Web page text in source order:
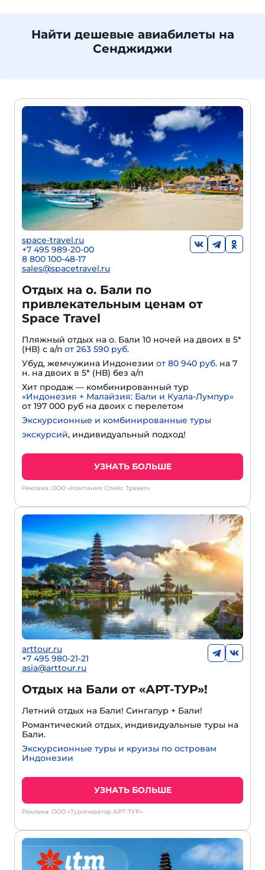
Найти дешевые авиабилеты на
Сенджиджи
space-travel.ru
+7 495 989-20-00
8 800 100-48-17
sales@spacetravel.ru
Отдых на о. Бали по
привлекательным ценам от
Space Travel
Пляжный отдых на о. Бали 10 ночей на двоих в 5*
(HВ) с а/п от 263 590 руб.
Убуд, жемчужина Индонезии от 80 940 руб. на 7
н. на двоих в 5* (HВ) без а/п
Хит продаж — комбинированный тур
«Индонезия + Малайзия: Бали и Куала-Лумпур»
от 197 000 руб на двоих с перелетом
Экскурсионные и комбинированные туры
экскурсий, индивидуальный подход!
УЗНАТЬ БОЛЬШЕ
Реклама: ООО «Компания Спейс Тревел»
arttour.ru
+7 495 980-21-21
asia@arttour.ru
Отдых на Бали от «АРТ-ТУР»!
Летний отдых на Бали! Сингапур + Бали!
Романтический отдых, индивидуальные туры на
Бали.
Экскурсионные туры и круизы по островам
Индонезии
УЗНАТЬ БОЛЬШЕ
Реклама: ООО «Туроператор АРТ-ТУР»